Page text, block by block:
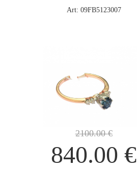
Art: 09FB5123007
2100.00€
840.00€